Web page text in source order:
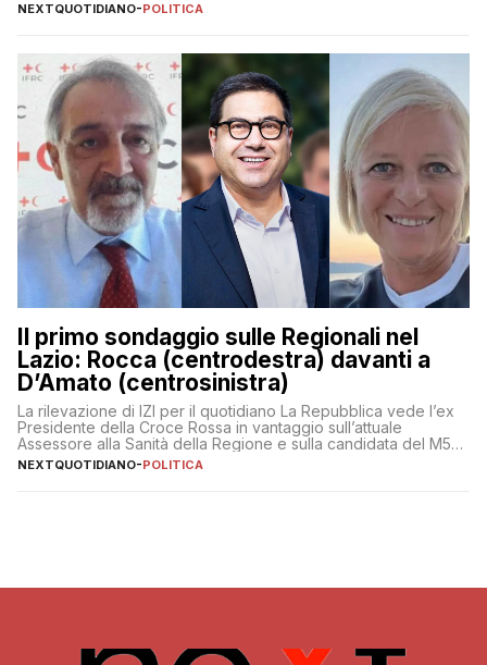
NEXTQUOTIDIANO-POLITICA
Il primo sondaggio sulle Regionali nel
Lazio: Rocca (centrodestra) davanti a
D’Amato (centrosinistra)
La rilevazione di IZI per il quotidiano La Repubblica vede l’ex
Presidente della Croce Rossa in vantaggio sull’attuale
Assessore alla Sanità della Regione e sulla candidata del M5S
Donatella Bianchi
NEXTQUOTIDIANO-POLITICA